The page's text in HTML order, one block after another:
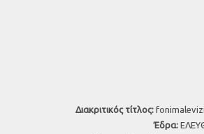
Διακριτικός τίτλος:
Έδρα: